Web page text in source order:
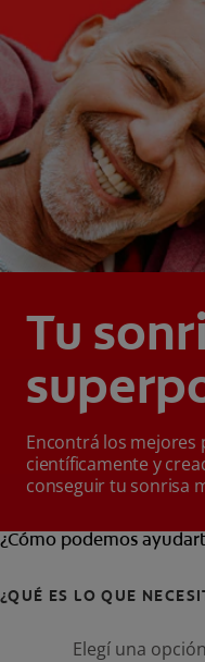
Tu
Encontrá los
científicamente y
conseguir tu sonrisa
¿Cómo podemos
¿QUÉ ES LO QUE
Elegí una opción